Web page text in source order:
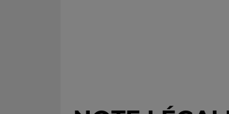
rechange. Ce formulaire